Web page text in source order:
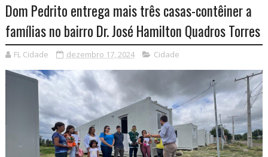
Dom Pedrito entrega mais três casas-contêiner a
famílias no bairro Dr. José Hamilton Quadros Torres
FL Cidade dezembro 17, 2024 Cidade